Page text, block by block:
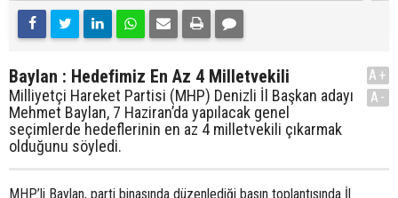
Baylan : Hedefimiz En Az 4 Milletvekili
Milliyetçi Hareket Partisi (MHP) Denizli İl Başkan adayı
Mehmet Baylan, 7 Haziran’da yapılacak genel
seçimlerde hedeflerinin en az 4 milletvekili çıkarmak
olduğunu söyledi.
A+
A-
MHP’li Baylan, parti binasında düzenlediği basın toplantısında İl